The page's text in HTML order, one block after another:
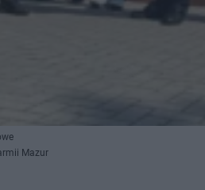
Mazur